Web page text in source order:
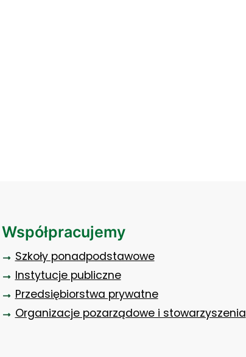
Współpracujemy
Szkoły ponadpodstawowe
Instytucje publiczne
Przedsiębiorstwa prywatne
Organizacje pozarządowe i stowarzyszenia